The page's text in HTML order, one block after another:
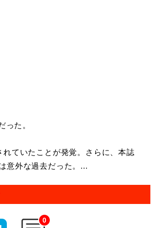
った。
ていたことが発覚。さらに、本誌
意外な過去だった。...
0